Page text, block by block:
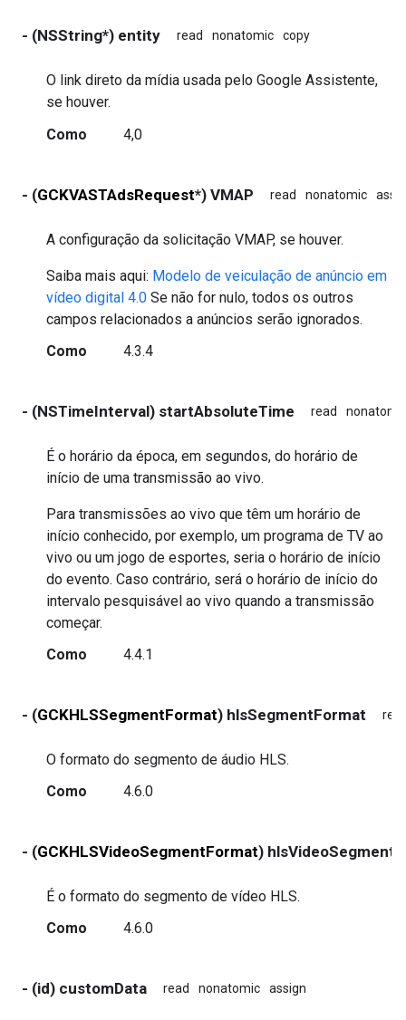
- (NSString*) entity read nonatomic copy
O link direto da mídia usada pelo Google Assistente,
se houver.
Como
4,0
- (GCKVASTAdsRequest*) VMAP read nonatomic
A configuração da solicitação VMAP, se houver.
Saiba mais aqui: Modelo de veiculação de anúncio em
vídeo digital 4.0 Se não for nulo, todos os outros
campos relacionados a anúncios serão ignorados.
Como
4.3.4
- (NSTimeInterval) startAbsoluteTime read
É o horário da época, em segundos, do horário de
início de uma transmissão ao vivo.
Para transmissões ao vivo que têm um horário de
início conhecido, por exemplo, um programa de TV ao
vivo ou um jogo de esportes, seria o horário de início
do evento. Caso contrário, será o horário de início do
intervalo pesquisável ao vivo quando a transmissão
começar.
Como
4.4.1
- (GCKHLSSegmentFormat) hlsSegmentFormat
O formato do segmento de áudio HLS.
Como
4.6.0
- (GCKHLSVideoSegmentFormat)
É o formato do segmento de vídeo HLS.
Como
4.6.0
- (id) customData read nonatomic assign